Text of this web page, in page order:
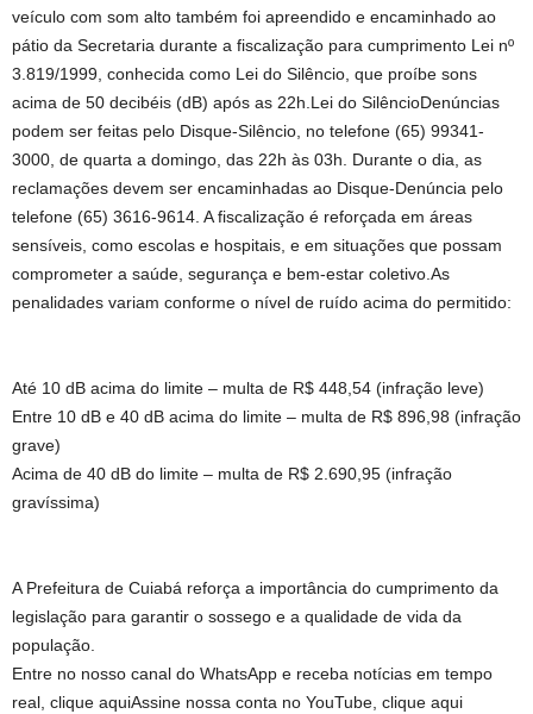
veículo com som alto também foi apreendido e encaminhado ao
pátio da Secretaria durante a fiscalização para cumprimento Lei nº
3.819/1999, conhecida como Lei do Silêncio, que proíbe sons
acima de 50 decibéis (dB) após as 22h.Lei do SilêncioDenúncias
podem ser feitas pelo Disque-Silêncio, no telefone (65) 99341-
3000, de quarta a domingo, das 22h às 03h. Durante o dia, as
reclamações devem ser encaminhadas ao Disque-Denúncia pelo
telefone (65) 3616-9614. A fiscalização é reforçada em áreas
sensíveis, como escolas e hospitais, e em situações que possam
comprometer a saúde, segurança e bem-estar coletivo.As
penalidades variam conforme o nível de ruído acima do permitido:
Até 10 dB acima do limite – multa de R$ 448,54 (infração leve)
Entre 10 dB e 40 dB acima do limite – multa de R$ 896,98 (infração
grave)
Acima de 40 dB do limite – multa de R$ 2.690,95 (infração
gravíssima)
A Prefeitura de Cuiabá reforça a importância do cumprimento da
legislação para garantir o sossego e a qualidade de vida da
população.
Entre no nosso canal do WhatsApp e receba notícias em tempo
real, clique aquiAssine nossa conta no YouTube, clique aqui